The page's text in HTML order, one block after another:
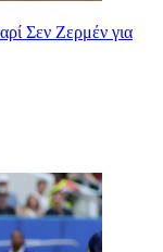
Σεν Ζερμέν για